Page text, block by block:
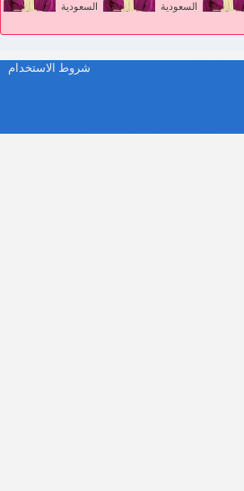
السعودية
السعودية
شروط الاستخدام